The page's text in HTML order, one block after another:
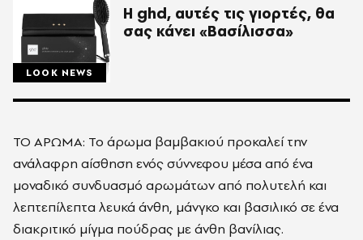
LOOK NEWS
Η ghd, αυτές τις γιορτές, θα
σας κάνει «Βασίλισσα»
ΤΟ ΑΡΩΜΑ: Το άρωμα βαμβακιού προκαλεί την
ανάλαφρη αίσθηση ενός σύννεφου μέσα από ένα
μοναδικό συνδυασμό αρωμάτων από πολυτελή και
λεπτεπίλεπτα λευκά άνθη, μάνγκο και βασιλικό σε ένα
διακριτικό μίγμα πούδρας με άνθη βανίλιας.